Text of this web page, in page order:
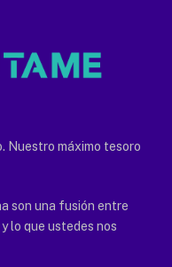
Nuestro máximo tesoro
son una fusión entre
lo que ustedes nos